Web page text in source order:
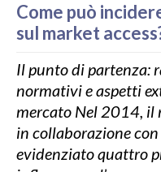
Come può
sul market
Il punto di partenza:
normativi e aspetti
mercato Nel 2014, il
in collaborazione
evidenziato quattro